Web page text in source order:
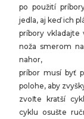
po použití
jedla, aj keď ich
príbory
noža smerom
nahor,
príbor musí byť
polohe, aby
zvoľte kratší
cyklu osušte